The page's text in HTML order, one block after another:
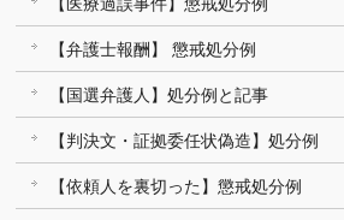
【弁護士報酬】 懲戒処分例
【国選弁護人】処分例と記事
【判決文・証拠委任状偽造】処分例
【依頼人を裏切った】懲戒処分例